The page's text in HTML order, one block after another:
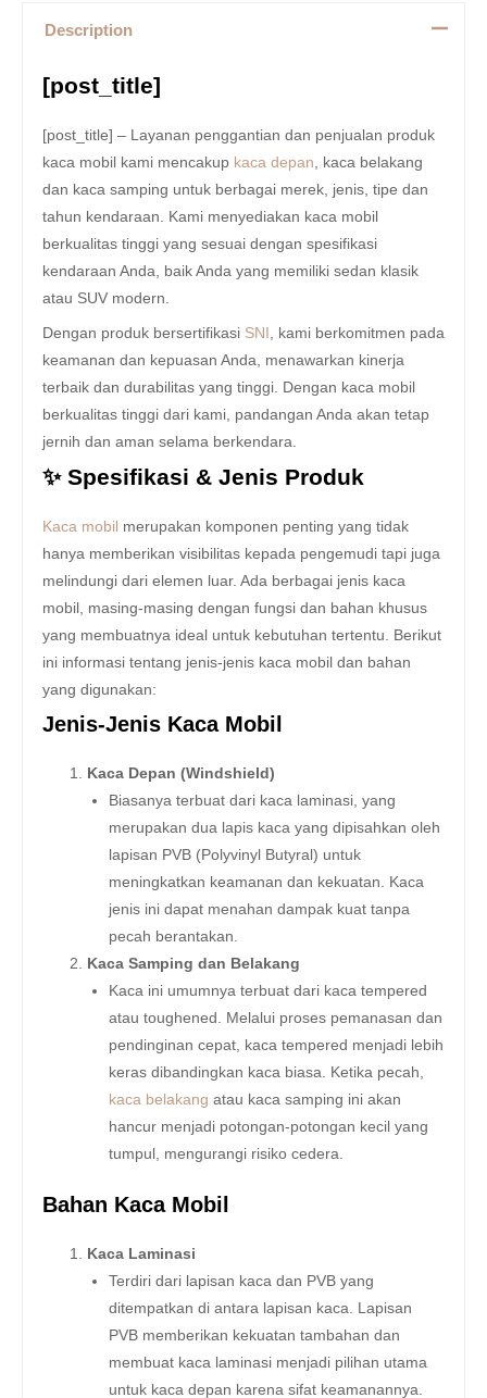
Description
[post_title]
[post_title] – Layanan penggantian dan penjualan produk
kaca mobil kami mencakup kaca depan , kaca belakang
dan kaca samping untuk berbagai merek, jenis, tipe dan
tahun kendaraan. Kami menyediakan kaca mobil
berkualitas tinggi yang sesuai dengan spesifikasi
kendaraan Anda, baik Anda yang memiliki sedan klasik
atau SUV modern.
Dengan produk bersertifikasi SNI
, kami berkomitmen pada
keamanan dan kepuasan Anda, menawarkan kinerja
terbaik dan durabilitas yang tinggi. Dengan kaca mobil
berkualitas tinggi dari kami, pandangan Anda akan tetap
jernih dan aman selama berkendara.
✨ Spesifikasi & Jenis Produk
Kaca mobil merupakan komponen penting yang tidak
hanya memberikan visibilitas kepada pengemudi tapi juga
melindungi dari elemen luar. Ada berbagai jenis kaca
mobil, masing-masing dengan fungsi dan bahan khusus
yang membuatnya ideal untuk kebutuhan tertentu. Berikut
ini informasi tentang jenis-jenis kaca mobil dan bahan
yang digunakan:
Jenis-Jenis Kaca Mobil
Kaca Depan (Windshield)
Biasanya terbuat dari kaca laminasi, yang
merupakan dua lapis kaca yang dipisahkan oleh
lapisan PVB (Polyvinyl Butyral) untuk
meningkatkan keamanan dan kekuatan. Kaca
jenis ini dapat menahan dampak kuat tanpa
pecah berantakan.
Kaca Samping dan Belakang
Kaca ini umumnya terbuat dari kaca tempered
atau toughened. Melalui proses pemanasan dan
pendinginan cepat, kaca tempered menjadi lebih
keras dibandingkan kaca biasa. Ketika pecah,
kaca belakang atau kaca samping ini akan
hancur menjadi potongan-potongan kecil yang
tumpul, mengurangi risiko cedera.
Bahan Kaca Mobil
Kaca Laminasi
Terdiri dari lapisan kaca dan PVB yang
ditempatkan di antara lapisan kaca. Lapisan
PVB memberikan kekuatan tambahan dan
membuat kaca laminasi menjadi pilihan utama
untuk kaca depan karena sifat keamanannya.